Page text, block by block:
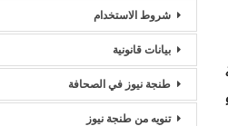
شروط الاستخدام
بيانات قانونية
طنجة نيوز في الصحافة
تنويه من طنجة نيوز